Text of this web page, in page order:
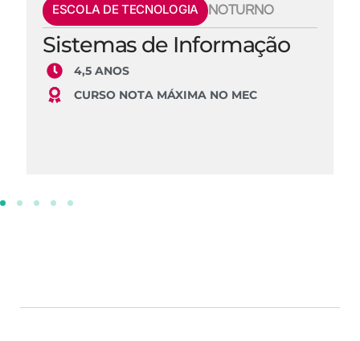
ESCOLA DE TECNOLOGIA NOTURNO
Sistemas de Informação
4,5 ANOS
CURSO NOTA MÁXIMA NO MEC